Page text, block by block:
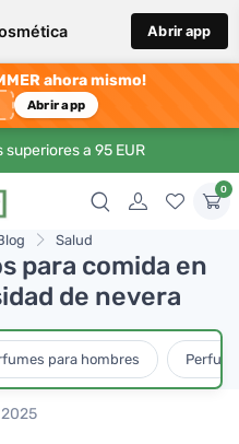
Abrir app
ahora mismo!
Abrir app
a 95 EUR
0
Salud
para comida en
de nevera
para hombres